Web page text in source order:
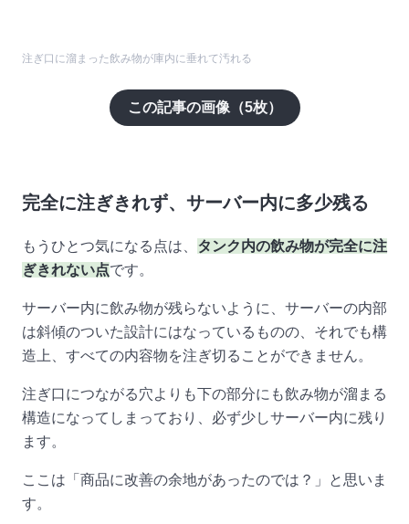
注ぎ口に溜まった飲み物が庫内に垂れて汚れる
この記事の画像（5枚）
完全に注ぎきれず、サーバー内に多少残る
もうひとつ気になる点は、 タンク内の飲み物が完全に注
ぎきれない点です。
サーバー内に飲み物が残らないように、サーバーの内部
は斜傾のついた設計にはなっているものの、それでも構
造上、すべての内容物を注ぎ切ることができません。
注ぎ口につながる穴よりも下の部分にも飲み物が溜まる
構造になってしまっており、必ず少しサーバー内に残り
ます。
ここは「商品に改善の余地があったのでは？」と思いま
す。